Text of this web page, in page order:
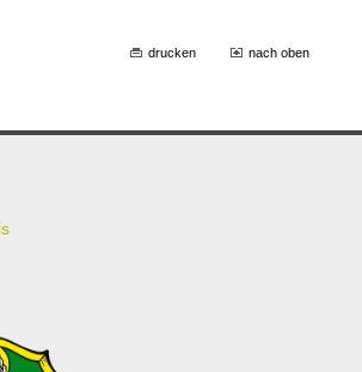
drucken nach oben